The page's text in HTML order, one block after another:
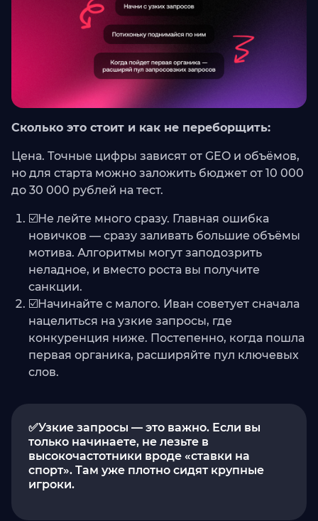
Сколько это стоит и как не переборщить:
Цена. Точные цифры зависят от GEO и объёмов,
но для старта можно заложить бюджет от 10 000
до 30 000 рублей на тест.
☑️Не лейте много сразу. Главная ошибка
новичков — сразу заливать большие объёмы
мотива. Алгоритмы могут заподозрить
неладное, и вместо роста вы получите
санкции.
☑️Начинайте с малого. Иван советует сначала
нацелиться на узкие запросы, где
конкуренция ниже. Постепенно, когда пошла
первая органика, расширяйте пул ключевых
слов.
✅Узкие запросы — это важно. Если вы
только начинаете, не лезьте в
высокочастотники вроде «ставки на
спорт». Там уже плотно сидят крупные
игроки.